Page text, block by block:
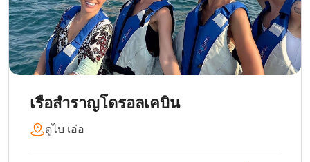
เรือสำราญโดรอลเคบิน
ดูไบ เอ่อ